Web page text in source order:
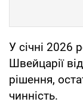
У січні 2026
Швейцарії
рішення,
чинність.